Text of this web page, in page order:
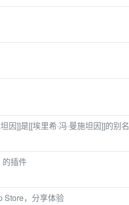
]]是[[埃里希·冯·曼施坦因]]的别名
的插件
Store，分享体验